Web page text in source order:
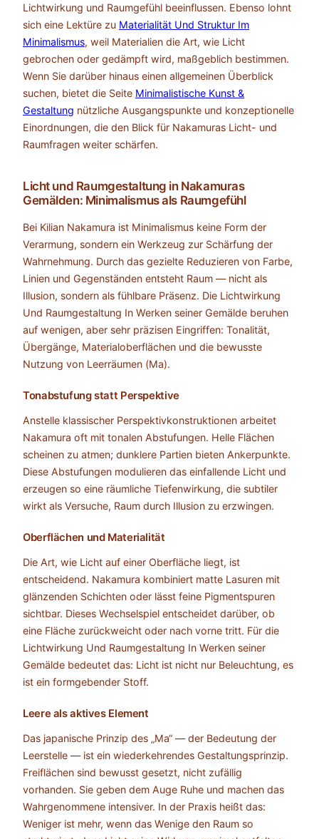
Lichtwirkung und Raumgefühl beeinflussen. Ebenso lohnt
sich eine Lektüre zu Materialität Und Struktur Im
Minimalismus, weil Materialien die Art, wie Licht
gebrochen oder gedämpft wird, maßgeblich bestimmen.
Wenn Sie darüber hinaus einen allgemeinen Überblick
suchen, bietet die Seite Minimalistische Kunst &
Gestaltung nützliche Ausgangspunkte und konzeptionelle
Einordnungen, die den Blick für Nakamuras Licht- und
Raumfragen weiter schärfen.
Licht und Raumgestaltung in Nakamuras
Gemälden: Minimalismus als Raumgefühl
Bei Kilian Nakamura ist Minimalismus keine Form der
Verarmung, sondern ein Werkzeug zur Schärfung der
Wahrnehmung. Durch das gezielte Reduzieren von Farbe,
Linien und Gegenständen entsteht Raum — nicht als
Illusion, sondern als fühlbare Präsenz. Die Lichtwirkung
Und Raumgestaltung In Werken seiner Gemälde beruhen
auf wenigen, aber sehr präzisen Eingriffen: Tonalität,
Übergänge, Materialoberflächen und die bewusste
Nutzung von Leerräumen (Ma).
Tonabstufung statt Perspektive
Anstelle klassischer Perspektivkonstruktionen arbeitet
Nakamura oft mit tonalen Abstufungen. Helle Flächen
scheinen zu atmen; dunklere Partien bieten Ankerpunkte.
Diese Abstufungen modulieren das einfallende Licht und
erzeugen so eine räumliche Tiefenwirkung, die subtiler
wirkt als Versuche, Raum durch Illusion zu erzwingen.
Oberflächen und Materialität
Die Art, wie Licht auf einer Oberfläche liegt, ist
entscheidend. Nakamura kombiniert matte Lasuren mit
glänzenden Schichten oder lässt feine Pigmentspuren
sichtbar. Dieses Wechselspiel entscheidet darüber, ob
eine Fläche zurückweicht oder nach vorne tritt. Für die
Lichtwirkung Und Raumgestaltung In Werken seiner
Gemälde bedeutet das: Licht ist nicht nur Beleuchtung, es
ist ein formgebender Stoff.
Leere als aktives Element
Das japanische Prinzip des „Ma“ — der Bedeutung der
Leerstelle — ist ein wiederkehrendes Gestaltungsprinzip.
Freiflächen sind bewusst gesetzt, nicht zufällig
vorhanden. Sie geben dem Auge Ruhe und machen das
Wahrgenommene intensiver. In der Praxis heißt das:
Weniger ist mehr, wenn das Wenige den Raum so